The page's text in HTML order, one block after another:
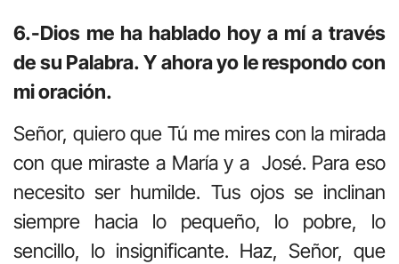
6.-Dios me ha hablado hoy a mí a través
de su Palabra. Y ahora yo le respondo con
mi oración.
Señor, quiero que Tú me mires con la mirada
con que miraste a María y a José. Para eso
necesito ser humilde. Tus ojos se inclinan
siempre hacia lo pequeño, lo pobre, lo
sencillo, lo insignificante. Haz, Señor, que